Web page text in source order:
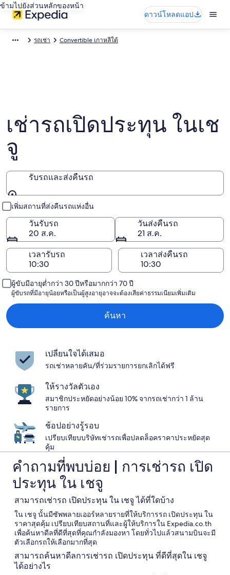
ข้ามไปยังส่วนหลักของหน้า
ดาวน์โหลดแอป
รถเช่า Convertible เกาหลีใต้
เช่ารถเปิดประทุน ในเช
จู
รับรถและส่งคืนรถ
รับรถและส่งคืนรถ
เพิ่มสถานที่ส่งคืนรถแห่งอื่น
วันรับรถ
20 ส.ค.
วันส่งคืนรถ
21 ส.ค.
เวลารับรถ
เวลาส่งคืนรถ
ผู้ขับมีอายุต่ำกว่า 30 ปีหรือมากกว่า 70 ปี
ผู้ขับรถที่มีอายุน้อยหรือเป็นผู้สูงอายุอาจจะต้องเสียค่าธรรมเนียมเพิ่มเติม
ค้นหา
เปลี่ยนใจได้เสมอ
รถเช่าหลายคัน/ที่ร่วมรายการยกเลิกได้ฟรี
ให้รางวัลตัวเอง
สมาชิกประหยัดอย่างน้อย 10% จากรถเช่ากว่า 1 ล้าน
รายการ
ช้อปอย่างรู้รอบ
เปรียบเทียบบริษัทเช่ารถเพื่อปลดล็อคราคาประหยัดสุด
คุ้ม
คำถามที่พบบ่อย | การเช่ารถ เปิด
ประทุน ใน เชจู
สามารถเช่ารถ เปิดประทุน ใน เชจู ได้ที่ใดบ้าง
ใน เชจู นั้นมีซัพพลายเออร์หลายรายที่ให้บริการรถ เปิดประทุน ใน
ราคาสุดคุ้ม เปรียบเทียบสถานที่และผู้ให้บริการใน Expedia.co.th
เพื่อค้นหาดีลที่ดีที่สุดที่คุณกำลังมองหา โดยทั่วไปแล้วสนามบินจะมี
ตัวเลือกรถให้เลือกมากที่สุด
สามารถค้นหาดีลการเช่ารถ เปิดประทุน ที่ดีที่สุดใน เชจู
ได้อย่างไร